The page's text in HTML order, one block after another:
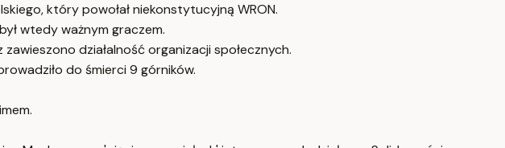
który powołał niekonstytucyjną WRON.
wtedy ważnym graczem.
działalność organizacji społecznych.
do śmierci 9 górników.